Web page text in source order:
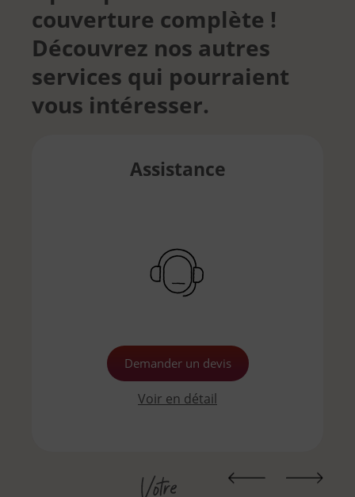
couverture complète !
Découvrez nos autres
services qui pourraient
vous intéresser.
Assistance
Demander un devis
Voir en détail